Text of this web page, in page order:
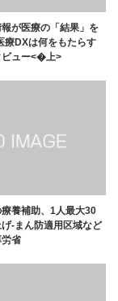
が医療の「結果」を
療DXは何をもたらす
ュー<�上>
養補助、1人最大30
-まん防適用区域など
省